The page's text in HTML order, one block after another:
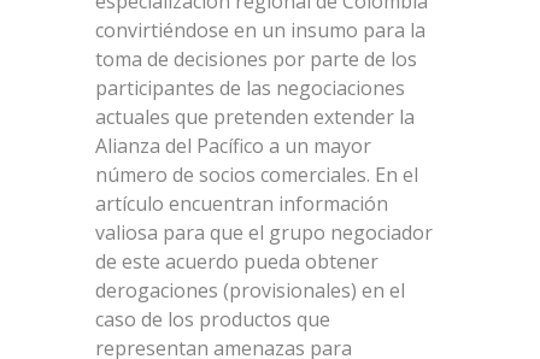
convirtiéndose en un insumo para la
toma de decisiones por parte de los
participantes de las negociaciones
actuales que pretenden extender la
Alianza del Pacífico a un mayor
número de socios comerciales. En el
artículo encuentran información
valiosa para que el grupo negociador
de este acuerdo pueda obtener
derogaciones (provisionales) en el
caso de los productos que
representan amenazas para